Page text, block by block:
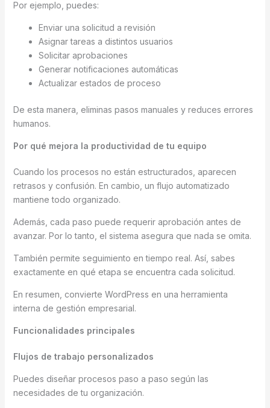
Por ejemplo, puedes:
Enviar una solicitud a revisión
Asignar tareas a distintos usuarios
Solicitar aprobaciones
Generar notificaciones automáticas
Actualizar estados de proceso
De esta manera, eliminas pasos manuales y reduces errores
humanos.
Por qué mejora la productividad de tu equipo
Cuando los procesos no están estructurados, aparecen
retrasos y confusión. En cambio, un flujo automatizado
mantiene todo organizado.
Además, cada paso puede requerir aprobación antes de
avanzar. Por lo tanto, el sistema asegura que nada se omita.
También permite seguimiento en tiempo real. Así, sabes
exactamente en qué etapa se encuentra cada solicitud.
En resumen, convierte WordPress en una herramienta
interna de gestión empresarial.
Funcionalidades principales
Flujos de trabajo personalizados
Puedes diseñar procesos paso a paso según las
necesidades de tu organización.